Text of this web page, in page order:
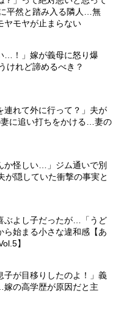
平然と踏み入る隣人…無
ヤモヤが止まらない
…！」嫁が義母に怒り爆
けれど諦めるべき？
連れて外に行って？」夫が
に追い打ちをかける…妻の
か怪しい…」ジム通いで別
が隠していた衝撃の事実と
ぶよし子だったが…「うど
ら始まる小さな違和感【あ
】
子が目移りしたのよ！」義
の高学歴が原因だと主